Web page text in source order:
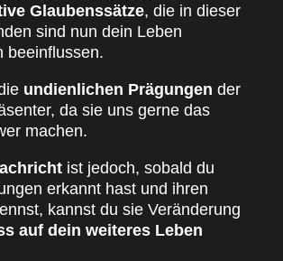
Glaubenssätze, die in dieser
sind nun dein Leben
beeinflussen.
undienlichen Prägungen der
da sie uns gerne das
machen.
ist jedoch, sobald du
erkannt hast und ihren
kannst du sie Veränderung
auf dein weiteres Leben